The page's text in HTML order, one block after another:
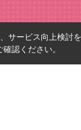
サービス向上検討
確認ください。